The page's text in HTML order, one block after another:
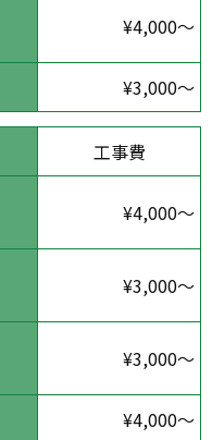
¥4,000～
¥3,000～
工事費
¥4,000～
¥3,000～
¥3,000～
¥4,000～